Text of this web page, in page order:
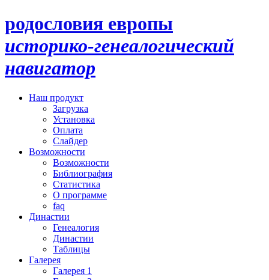
родословия европы
историко-генеалогический
навигатор
Наш продукт
Загрузка
Установка
Оплата
Слайдер
Возможности
Возможности
Библиография
Статистика
О программе
faq
Династии
Генеалогия
Династии
Таблицы
Галерея
Галерея 1